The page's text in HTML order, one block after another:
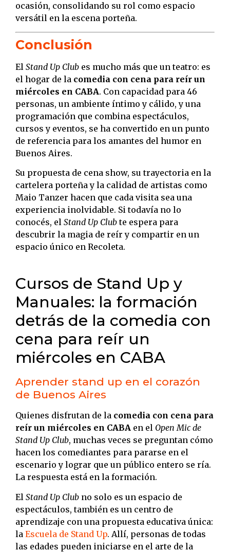
ocasión, consolidando su rol como espacio
versátil en la escena porteña.
Conclusión
El Stand Up Club es mucho más que un teatro: es
el hogar de la comedia con cena para reír un
miércoles en CABA. Con capacidad para 46
personas, un ambiente íntimo y cálido, y una
programación que combina espectáculos,
cursos y eventos, se ha convertido en un punto
de referencia para los amantes del humor en
Buenos Aires.
Su propuesta de cena show, su trayectoria en la
cartelera porteña y la calidad de artistas como
Maio Tanzer hacen que cada visita sea una
experiencia inolvidable. Si todavía no lo
conocés, el Stand Up Clubte espera para
descubrir la magia de reír y compartir en un
espacio único en Recoleta.
Cursos de Stand Up y
Manuales: la formación
detrás de la comedia con
cena para reír un
miércoles en CABA
Aprender stand up en el corazón
de Buenos Aires
Quienes disfrutan de la comedia con cena para
reír un miércoles en CABA en el Open Mic de
Stand Up Club, muchas veces se preguntan cómo
hacen los comediantes para pararse en el
escenario y lograr que un público entero se ría.
La respuesta está en la formación.
El Stand Up Club no solo es un espacio de
espectáculos, también es un centro de
aprendizaje con una propuesta educativa única:
la Escuela de Stand Up. Allí, personas de todas
las edades pueden iniciarse en el arte de la